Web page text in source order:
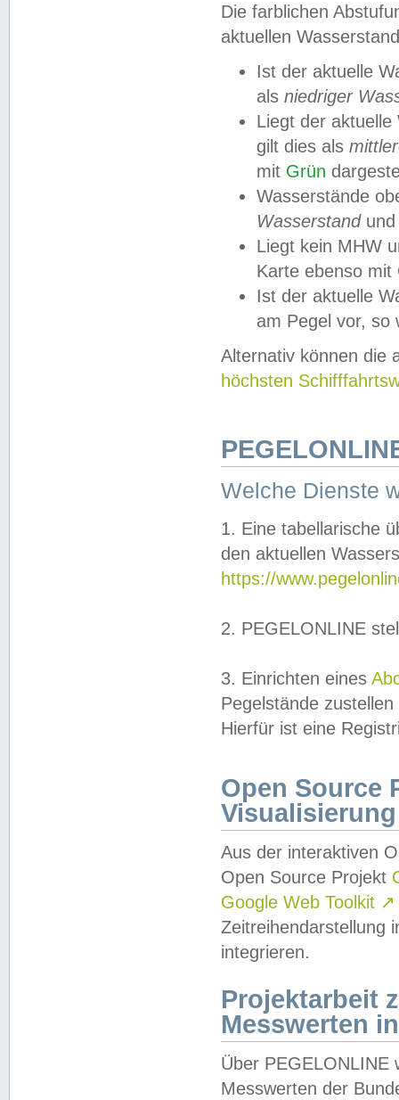
Die farblichen
aktuellen
Ist der aktuelle
als niedriger
Liegt der
gilt dies als
mit Grün
Wasserstände
Wasserstandund
Liegt kein MHW
Karte ebenso mit
Ist der aktuelle
am Pegel vor,
Alternativ können die
höchsten
Welche Dienste
1. Eine tabellarische
den aktuellen
https://
2. PEGELONLINE
3. Einrichten eines
Pegelstände
Hierfür ist eine
Open Source
Visualisierung
Aus der interaktiven
Open Source Projekt
Google Web Toolkit ↗
Zeitreihendarstellung
integrieren.
Projektarbeit
Messwerten
Über PEGELONLINE
Messwerten der